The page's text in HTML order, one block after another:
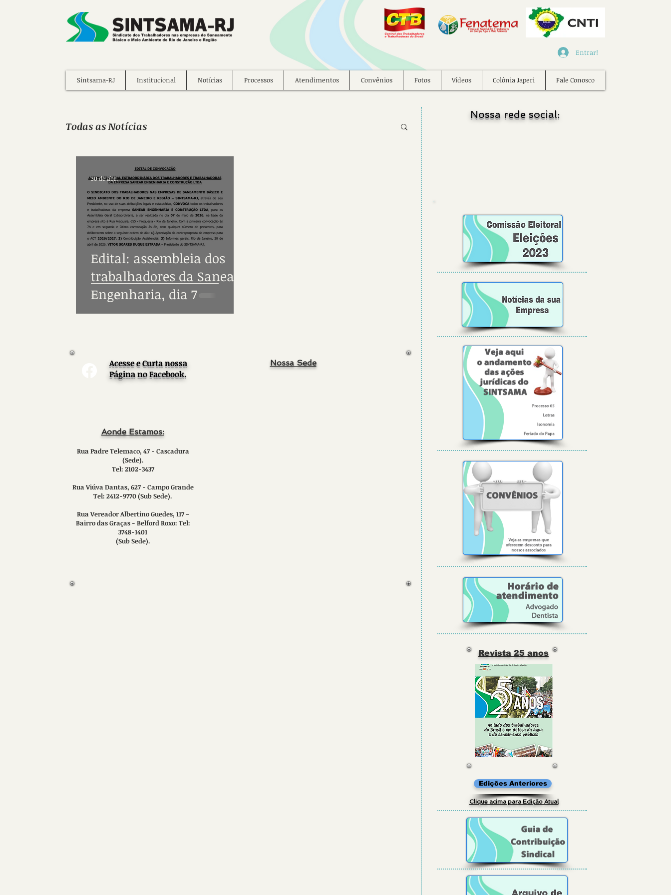
Entrar!
Sintsama-RJ Institucional Notícias Processos Atendimentos Convênios Fotos Vídeos Colônia Japeri Fale Conosco
Todas as Notícias
Edital: assembleia dos
trabalhadores da Sanear
Engenharia, dia 7
30 de abr.
Acesse e Curta nossa
Página no Facebook.
Nossa Sede
Aonde Estamos:
Rua Padre Telemaco, 47 - Cascadura
(Sede).
Tel: 2102-3437
Rua Viúva Dantas, 627 - Campo Grande
Tel: 2412-9770 (Sub Sede).
Rua Vereador Albertino Guedes, 117 –
Bairro das Graças - Belford Roxo: Tel:
3748-1401
(Sub Sede).
Nossa rede social:
Revista 25 anos
Edições Anteriores
Clique acima para Edição Atual